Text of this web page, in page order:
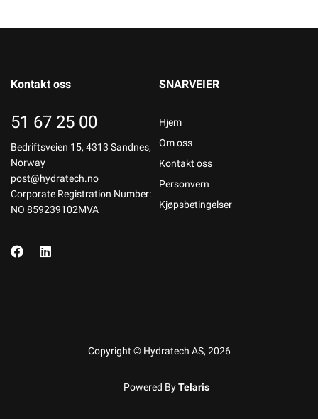
Kontakt oss
51 67 25 00
Bedriftsveien 15, 4313 Sandnes,
Norway
post@hydratech.no
Corporate Registration Number:
NO 859239102MVA
SNARVEIER
Hjem
Om oss
Kontakt oss
Personvern
Kjøpsbetingelser
Copyright © Hydratech AS, 2026
Powered ByTelaris